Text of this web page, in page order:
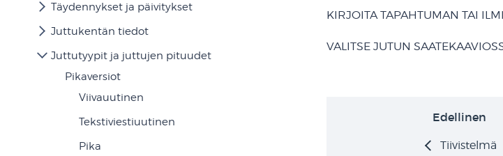
Täydennykset ja päivitykset
Juttukentän tiedot
Juttutyypit ja juttujen pituudet
Pikaversiot
Viivauutinen
Tekstiviestiuutinen
Pika
KIRJOITA TAPAHTUMAN TAI
VALITSE JUTUN
Edellinen
Tiivistelmä